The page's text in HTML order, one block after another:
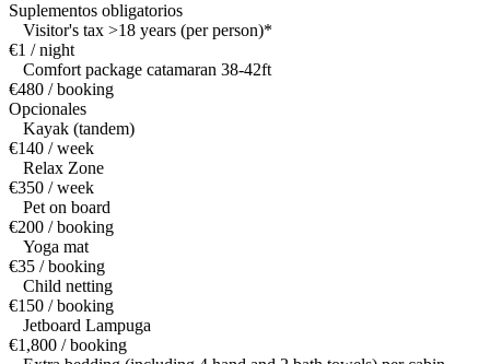
Suplementos obligatorios
Visitor's tax >18 years (per person)*
€1 / night
Comfort package catamaran 38-42ft
€480 / booking
Opcionales
Kayak (tandem)
€140 / week
Relax Zone
€350 / week
Pet on board
€200 / booking
Yoga mat
€35 / booking
Child netting
€150 / booking
Jetboard Lampuga
€1,800 / booking